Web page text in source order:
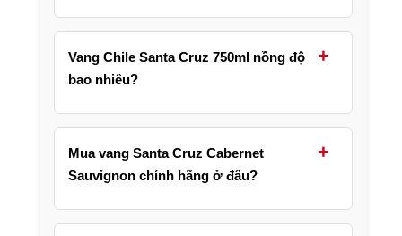
kèm chút gỗ sồi và vani. Tannin mềm nên khá
dễ uống.
Vang Chile Santa Cruz 750ml nồng độ
bao nhiêu?
+
thưởng thức cho cả người mới làm quen với
vang đỏ.
Mua vang Santa Cruz Cabernet
Sauvignon chính hãng ở đâu?
+